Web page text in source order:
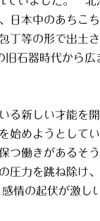
日本中のあちこ
等の形で出土
石器時代から広
る新しい才能を
始めようとして
つ働きがあるそ
圧力を跳ね除け
情の起伏が激し